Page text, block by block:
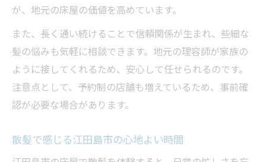
が、地元の床屋の価値を高めています。
また、長く通い続けることで信頼関係が生まれ、些細な
髪の悩みも気軽に相談できます。地元の理容師が家族の
ように接してくれるため、安心して任せられるのです。
注意点として、予約制の店舗も増えているため、事前確
認が必要な場合があります。
散髪で感じる江田島市の心地よい時間